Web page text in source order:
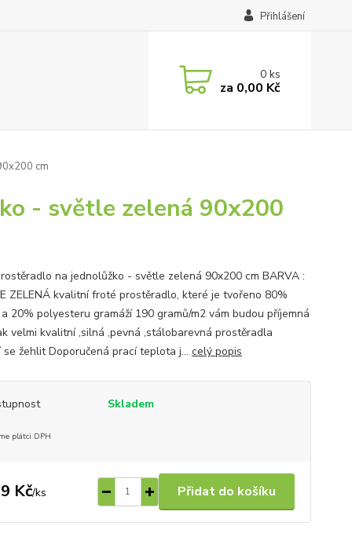
Přihlášení
0ks
za 0,00 Kč
cm
- světle zelená 90x200
na jednolůžko - světle zelená 90x200 cm BARVA :
ZELENÁ kvalitní froté prostěradlo, které je tvořeno 80%
20% polyesteru gramáží 190 gramů/m2 vám budou příjemná
velmi kvalitní ,silná ,pevná ,stálobarevná prostěradla
se žehlit Doporučená prací teplota j... celý popis
Skladem
plátci DPH
Kč/ks Přidat do košíku